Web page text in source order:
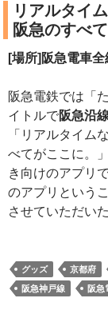
リアルタイ
阪急のすべ
[場所]阪急電車全
阪急電鉄では「
イトルで阪急沿
「リアルタイム
べてがここに。
き向けのアプリ
のアプリという
させていただい
グッズ 京都府
阪急神戸線
阪急